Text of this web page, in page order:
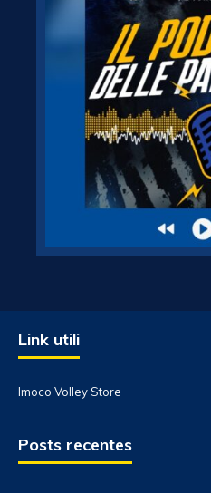
Link utili
Imoco Volley Store
Posts recentes